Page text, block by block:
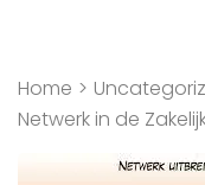
Home >
Netwerk in de